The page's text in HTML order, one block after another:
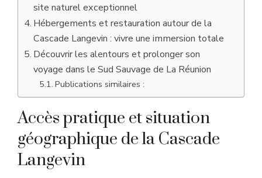
site naturel exceptionnel
Hébergements et restauration autour de la
Cascade Langevin : vivre une immersion totale
Découvrir les alentours et prolonger son
voyage dans le Sud Sauvage de La Réunion
Publications similaires :
Accès pratique et situation
géographique de la Cascade
Langevin